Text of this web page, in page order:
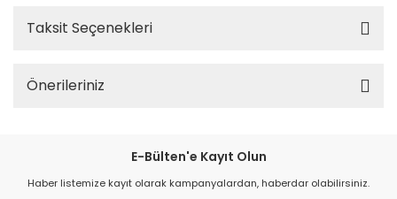
Taksit Seçenekleri
Önerileriniz
E-Bülten'e Kayıt Olun
Haber listemize kayıt olarak kampanyalardan, haberdar olabilirsiniz.